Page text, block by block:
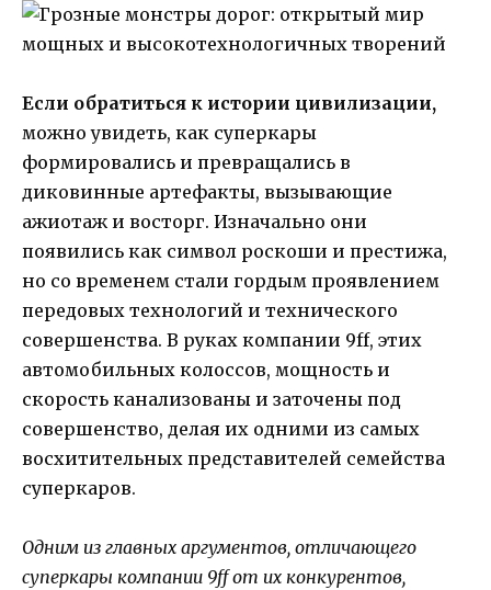
Если обратиться к истории цивилизации,
можно увидеть, как суперкары
формировались и превращались в
диковинные артефакты, вызывающие
ажиотаж и восторг. Изначально они
появились как символ роскоши и престижа,
но со временем стали гордым проявлением
передовых технологий и технического
совершенства. В руках компании 9ff, этих
автомобильных колоссов, мощность и
скорость канализованы и заточены под
совершенство, делая их одними из самых
восхитительных представителей семейства
суперкаров.
Одним из главных аргументов, отличающего
суперкары компании 9ff от их конкурентов,